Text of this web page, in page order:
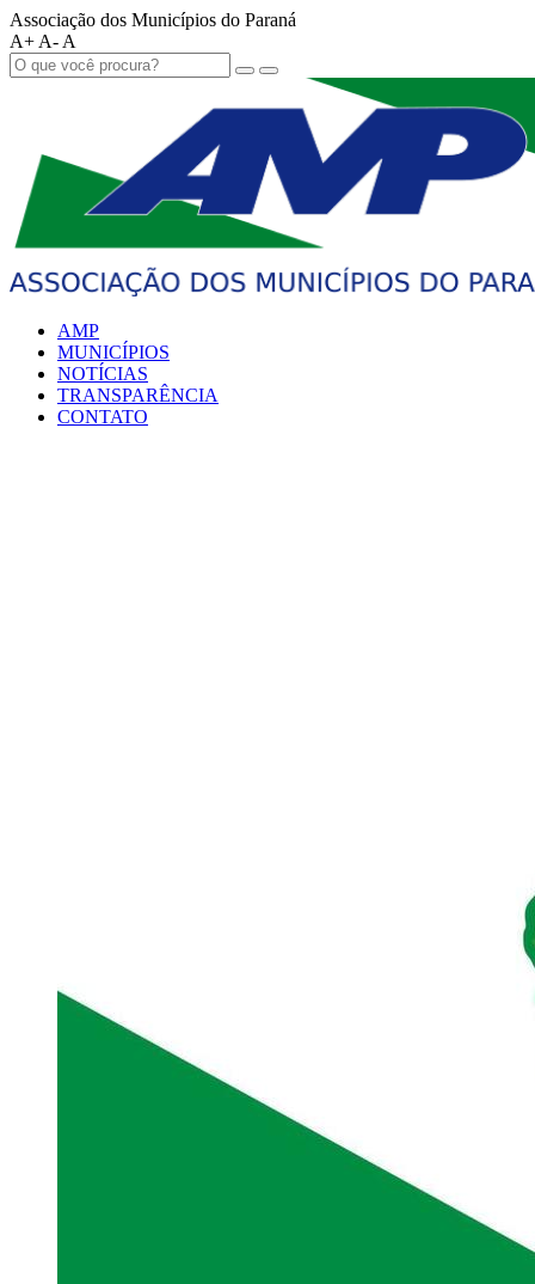
Associação dos Municípios do Paraná
A+ A- A
AMP
MUNICÍPIOS
NOTÍCIAS
TRANSPARÊNCIA
CONTATO